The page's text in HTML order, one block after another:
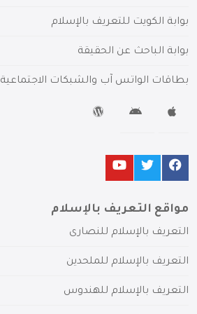
بوابة الكويت للتعريف بالإسلام
بوابة الباحث عن الحقيقة
بطاقات الواتس آب والشبكات الاجتماعية
مواقع التعريف بالإسلام
التعريف بالإسلام للنصارى
التعريف بالإسلام للملحدين
التعريف بالإسلام للهندوس